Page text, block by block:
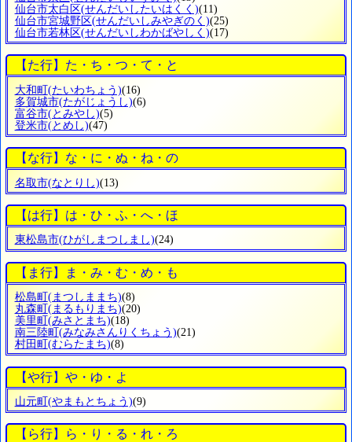
仙台市太白区(せんだいしたいはくく)(11)
仙台市宮城野区(せんだいしみやぎのく)(25)
仙台市若林区(せんだいしわかばやしく)(17)
【た行】た・ち・つ・て・と
大和町 (たいわちょう)(16)
多賀城市(たがじょうし)(6)
富谷市(とみやし)(5)
登米市(とめし)(47)
【な行】な・に・ぬ・ね・の
名取市(なとりし)(13)
【は行】は・ひ・ふ・へ・ほ
東松島市(ひがしまつしまし)(24)
【ま行】ま・み・む・め・も
松島町 (まつしままち)(8)
丸森町 (まるもりまち)(20)
美里町 (みさとまち)(18)
南三陸町 (みなみさんりくちょう)(21)
村田町 (むらたまち)(8)
【や行】や・ゆ・よ
山元町 (やまもとちょう)(9)
【ら行】ら・り・る・れ・ろ